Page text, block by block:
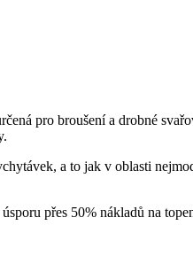
pro broušení a drobné
a to jak v oblasti
přes 50% nákladů na